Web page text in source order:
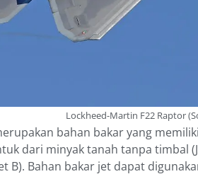
Lockheed-Martin F22 Raptor
bahan bakar yang
dari minyak tanah tanpa timbal
B). Bahan bakar jet dapat